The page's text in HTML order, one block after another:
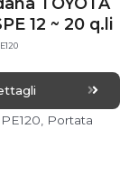
12 ~ 20 q.li
Portata